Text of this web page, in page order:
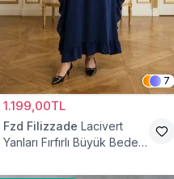
7
1.199,00TL
Fzd Filizzade Lacivert
Yanları Fırfırlı Büyük Beden